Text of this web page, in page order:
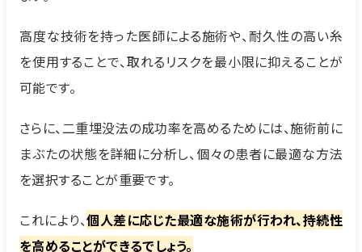
高度な技術を持った医師による施術や、耐久性の高い糸
を使用することで、取れるリスクを最小限に抑えることが
可能です。
さらに、二重埋没法の成功率を高めるためには、施術前に
まぶたの状態を詳細に分析し、個々の患者に最適な方法
を選択することが重要です。
これにより、個人差に応じた最適な施術が行われ、持続性
を高めることができるでしょう。